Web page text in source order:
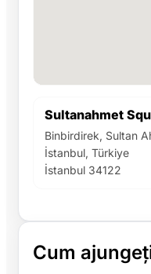
Sultanahmet
Binbirdirek, Sultan
İstanbul, Türkiye
İstanbul 34122
Cum